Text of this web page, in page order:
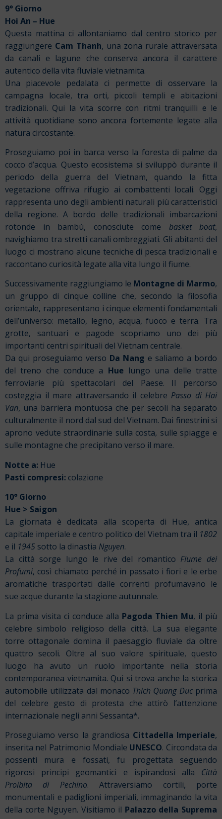
9° Giorno
Hoi An – Hue
Questa mattina ci allontaniamo dal centro storico per
raggiungere Cam Thanh, una zona rurale attraversata
da canali e lagune che conserva ancora il carattere
autentico della vita fluviale vietnamita.
Una piacevole pedalata ci permette di osservare la
campagna locale, tra orti, piccoli templi e abitazioni
tradizionali. Qui la vita scorre con ritmi tranquilli e le
attività quotidiane sono ancora fortemente legate alla
natura circostante.
Proseguiamo poi in barca verso la foresta di palme da
cocco d’acqua. Questo ecosistema si sviluppò durante il
periodo della guerra del Vietnam, quando la fitta
vegetazione offriva rifugio ai combattenti locali. Oggi
rappresenta uno degli ambienti naturali più caratteristici
della regione. A bordo delle tradizionali imbarcazioni
rotonde in bambù, conosciute come basket boat,
navighiamo tra stretti canali ombreggiati. Gli abitanti del
luogo ci mostrano alcune tecniche di pesca tradizionali e
raccontano curiosità legate alla vita lungo il fiume.
Successivamente raggiungiamo le Montagne di Marmo,
un gruppo di cinque colline che, secondo la filosofia
orientale, rappresentano i cinque elementi fondamentali
dell’universo: metallo, legno, acqua, fuoco e terra. Tra
grotte, santuari e pagode scopriamo uno dei più
importanti centri spirituali del Vietnam centrale.
Da qui proseguiamo verso Da Nang e saliamo a bordo
del treno che conduce a Hue lungo una delle tratte
ferroviarie più spettacolari del Paese. Il percorso
costeggia il mare attraversando il celebre Passo di Hai
Van, una barriera montuosa che per secoli ha separato
culturalmente il nord dal sud del Vietnam. Dai finestrini si
aprono vedute straordinarie sulla costa, sulle spiagge e
sulle montagne che precipitano verso il mare.
Notte a: Hue
Pasti compresi: colazione
10° Giorno
Hue > Saigon
La giornata è dedicata alla scoperta di Hue, antica
capitale imperiale e centro politico del Vietnam tra il 1802
e il 1945 sotto la dinastia Nguyen.
La città sorge lungo le rive del romantico Fiume dei
Profumi, così chiamato perché in passato i fiori e le erbe
aromatiche trasportati dalle correnti profumavano le
sue acque durante la stagione autunnale.
La prima visita ci conduce alla Pagoda Thien Mu, il più
celebre simbolo religioso della città. La sua elegante
torre ottagonale domina il paesaggio fluviale da oltre
quattro secoli. Oltre al suo valore spirituale, questo
luogo ha avuto un ruolo importante nella storia
contemporanea vietnamita. Qui si trova anche la storica
automobile utilizzata dal monaco Thich Quang Ducprima
del celebre gesto di protesta che attirò l’attenzione
internazionale negli anni Sessanta*.
Proseguiamo verso la grandiosa Cittadella Imperiale,
inserita nel Patrimonio Mondiale UNESCO. Circondata da
possenti mura e fossati, fu progettata seguendo
rigorosi principi geomantici e ispirandosi alla Città
Proibita di Pechino.Attraversiamo cortili, porte
monumentali e padiglioni imperiali, immaginando la vita
della corte Nguyen. Visitiamo il Palazzo della Suprema